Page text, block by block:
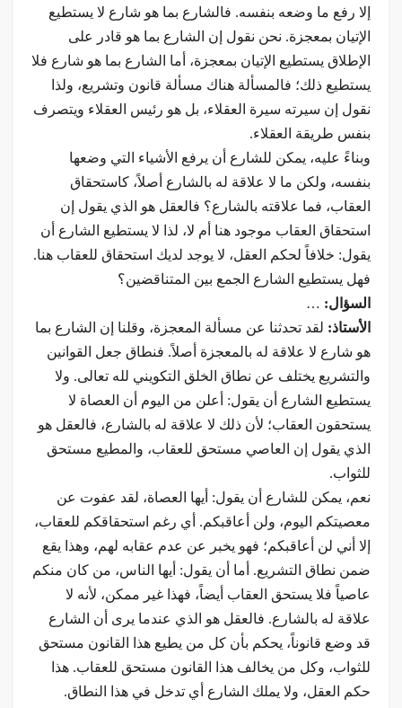
إلا رفع ما وضعه بنفسه. فالشارع بما هو شارع لا يستطيع
الإتيان بمعجزة. نحن نقول إن الشارع بما هو قادر على
الإطلاق يستطيع الإتيان بمعجزة، أما الشارع بما هو شارع فلا
يستطيع ذلك؛ فالمسألة هناك مسألة قانون وتشريع، ولذا
نقول إن سيرته سيرة العقلاء، بل هو رئيس العقلاء ويتصرف
بنفس طريقة العقلاء.
وبناءً عليه، يمكن للشارع أن يرفع الأشياء التي وضعها
بنفسه، ولكن ما لا علاقة له بالشارع أصلاً، كاستحقاق
العقاب، فما علاقته بالشارع؟ فالعقل هو الذي يقول إن
استحقاق العقاب موجود هنا أم لا، لذا لا يستطيع الشارع أن
يقول: خلافاً لحكم العقل، لا يوجد لديك استحقاق للعقاب هنا.
فهل يستطيع الشارع الجمع بين المتناقضين؟
السؤال: …
الأستاذ: لقد تحدثنا عن مسألة المعجزة، وقلنا إن الشارع بما
هو شارع لا علاقة له بالمعجزة أصلاً. فنطاق جعل القوانين
والتشريع يختلف عن نطاق الخلق التكويني لله تعالى. ولا
يستطيع الشارع أن يقول: أعلن من اليوم أن العصاة لا
يستحقون العقاب؛ لأن ذلك لا علاقة له بالشارع، فالعقل هو
الذي يقول إن العاصي مستحق للعقاب، والمطيع مستحق
للثواب.
نعم، يمكن للشارع أن يقول: أيها العصاة، لقد عفوت عن
معصيتكم اليوم، ولن أعاقبكم. أي رغم استحقاقكم للعقاب،
إلا أني لن أعاقبكم؛ فهو يخبر عن عدم عقابه لهم، وهذا يقع
ضمن نطاق التشريع. أما أن يقول: أيها الناس، من كان منكم
عاصياً فلا يستحق العقاب أيضاً، فهذا غير ممكن، لأنه لا
علاقة له بالشارع. فالعقل هو الذي عندما يرى أن الشارع
قد وضع قانوناً، يحكم بأن كل من يطيع هذا القانون مستحق
للثواب، وكل من يخالف هذا القانون مستحق للعقاب. هذا
حكم العقل، ولا يملك الشارع أي تدخل في هذا النطاق.